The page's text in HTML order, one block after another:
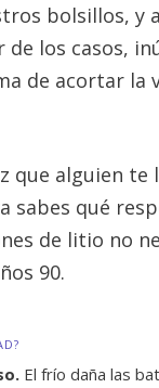
bolsillos, y
de los casos,
de acortar la
que alguien te
sabes qué
de litio no
90.
El frío daña las